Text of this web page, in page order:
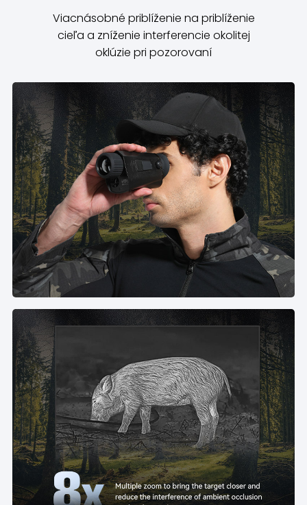
Viacnásobné priblíženie na priblíženie
cieľa a zníženie interferencie okolitej
oklúzie pri pozorovaní